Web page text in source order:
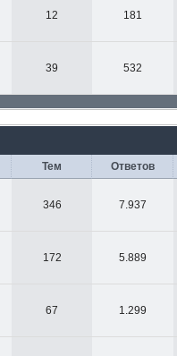
12 181
39 532
Тем Ответов
346 7.937
172 5.889
67 1.299